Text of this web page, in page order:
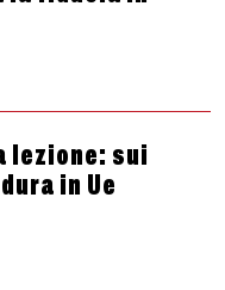
lezione: sui
in Ue